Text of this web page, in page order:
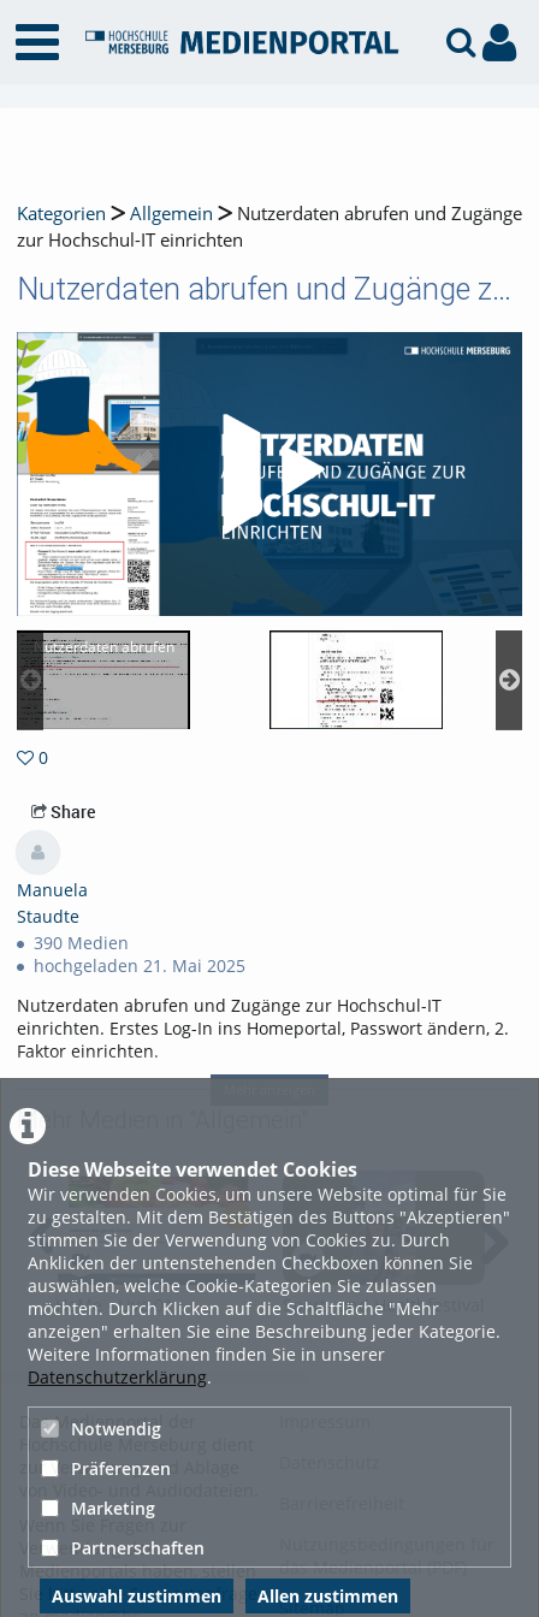
Diese Webseite verwendet Cookies
Wir verwenden Cookies, um unsere Website optimal für Sie
zu gestalten. Mit dem Bestätigen des Buttons "Akzeptieren"
stimmen Sie der Verwendung von Cookies zu. Durch
Anklicken der untenstehenden Checkboxen können Sie
auswählen, welche Cookie-Kategorien Sie zulassen
möchten. Durch Klicken auf die Schaltfläche "Mehr
anzeigen" erhalten Sie eine Beschreibung jeder Kategorie.
Weitere Informationen finden Sie in unserer
Datenschutzerklärung.
Notwendig
Präferenzen
Marketing
Partnerschaften
Auswahl zustimmen Allen zustimmen
Kategorien Allgemein
Nutzerdaten abrufen und Zugänge
zur Hochschul-IT einrichten
Nutzerdaten abrufen und Zugänge zur Hochschul-IT einrichten
Nutzerdaten abrufen
0
Share
Manuela
Staudte
390 Medien
hochgeladen 21. Mai 2025
Nutzerdaten abrufen und Zugänge zur Hochschul-IT
einrichten. Erstes Log-In ins Homeportal, Passwort ändern, 2.
Faktor einrichten.
studienstart
erstes login
Kategorien: Allgemein,
Studieren,Empfohlene Videos
Mehr Medien in "Allgemein"
HoMe - Live 01 Sport- und Healthfestival
Das Medienportal der
Hochschule Merseburg dient
zur Verwaltung und Ablage
Wenn Sie Fragen zur
Verwendung des
Medienportals haben, stellen
Sie bitte eine Supportanfrage
das Medienportal (PDF)
Sitemap